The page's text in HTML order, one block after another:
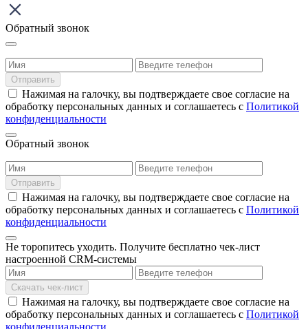
Обратный звонок
Отправить
Нажимая на галочку, вы подтверждаете свое согласие на
обработку персональных данных и соглашаетесь с Политикой
конфиденциальности
Обратный звонок
Отправить
Нажимая на галочку, вы подтверждаете свое согласие на
обработку персональных данных и соглашаетесь с Политикой
конфиденциальности
Не торопитесь уходить. Получите бесплатно чек-лист
настроенной СRM-системы
Скачать чек-лист
Нажимая на галочку, вы подтверждаете свое согласие на
обработку персональных данных и соглашаетесь с Политикой
конфиденциальности